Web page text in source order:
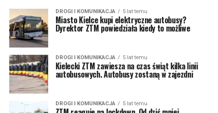
DROGI I KOMUNIKACJA 5 lat temu
Miasto Kielce kupi elektryczne autobusy?
Dyrektor ZTM powiedziała kiedy to możliwe
DROGI I KOMUNIKACJA 5 lat temu
Kielecki ZTM zawiesza na czas świąt kilka linii
autobusowych. Autobusy zostaną w zajezdni
DROGI I KOMUNIKACJA 5 lat temu